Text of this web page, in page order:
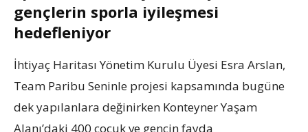
gençlerin sporla iyileşmesi
hedefleniyor
İhtiyaç Haritası Yönetim Kurulu Üyesi Esra Arslan,
Team Paribu Seninle projesi kapsamında bugüne
dek yapılanlara değinirken Konteyner Yaşam
Alanı’daki 400 çocuk ve gencin fayda